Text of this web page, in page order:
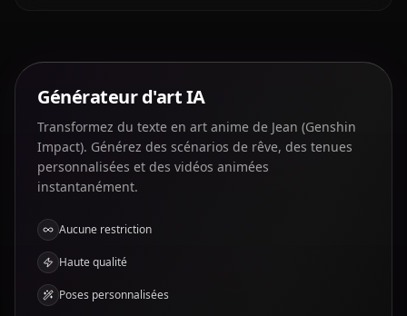
Générateur d'art IA
Transformez du texte en art anime de Jean (Genshin
Impact). Générez des scénarios de rêve, des tenues
personnalisées et des vidéos animées
instantanément.
Aucune restriction
Haute qualité
Poses personnalisées